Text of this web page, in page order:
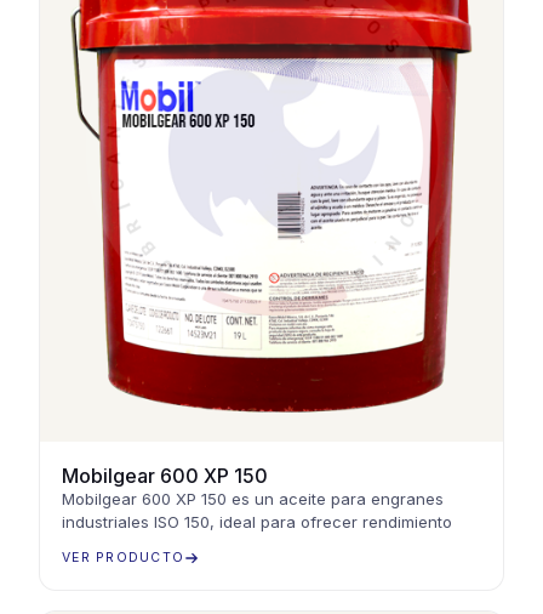
Mobilgear 600 XP 150
Mobilgear 600 XP 150 es un aceite para engranes
industriales ISO 150, ideal para ofrecer rendimiento
VER PRODUCTO